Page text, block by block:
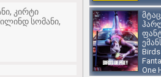
One
კირტი
სომანი,